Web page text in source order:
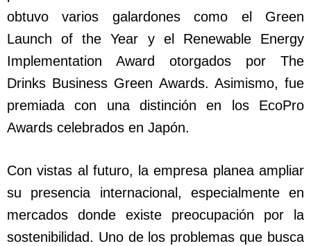
obtuvo varios galardones como el Green
Launch of the Year y el Renewable Energy
Implementation Award otorgados por The
Drinks Business Green Awards. Asimismo, fue
premiada con una distinción en los EcoPro
Awards celebrados en Japón.
Con vistas al futuro, la empresa planea ampliar
su presencia internacional, especialmente en
mercados donde existe preocupación por la
sostenibilidad. Uno de los problemas que busca